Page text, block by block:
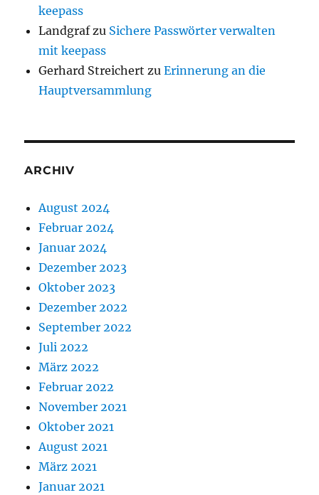
keepass
Landgrafzu Sichere Passwörter verwalten
mit keepass
Gerhard Streichert zuErinnerung an die
Hauptversammlung
ARCHIV
August 2024
Februar 2024
Januar 2024
Dezember 2023
Oktober 2023
Dezember 2022
September 2022
Juli 2022
März 2022
Februar 2022
November 2021
Oktober 2021
August 2021
März 2021
Januar 2021